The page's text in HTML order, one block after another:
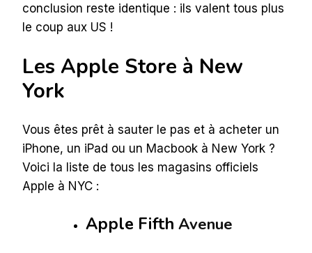
conclusion reste identique : ils valent tous plus
le coup aux US !
Les Apple Store à New
York
Vous êtes prêt à sauter le pas et à acheter un
iPhone, un iPad ou un Macbook à New York ?
Voici la liste de tous les magasins officiels
Apple à NYC :
Apple Fifth Avenue